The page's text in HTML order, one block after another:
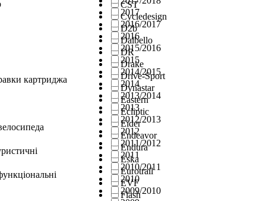
CST
Cycledesign
D2b
Dalbello
DR
Drake
Drive-Sport
Dynastar
Eastern
Ecliptic
Eider
Endeavor
Endura
Eska
Eurotrail
EVF
Flash
2017
2016/2017
2016
2015/2016
2015
2014/2015
2014
2013/2014
2013
2012/2013
2012
2011/2012
2011
2010/2011
2010
2009/2010
картриджа